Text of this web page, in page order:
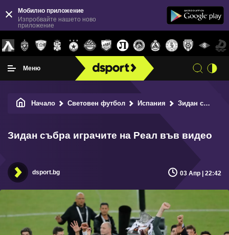
Мобилно приложение
Изпробвайте нашето ново
приложение
Меню
Начало Световен футбол Испания Зидан събра играчите на Реал във видео
Зидан събра играчите на Реал във видео
dsport.bg 03 Апр | 22:42